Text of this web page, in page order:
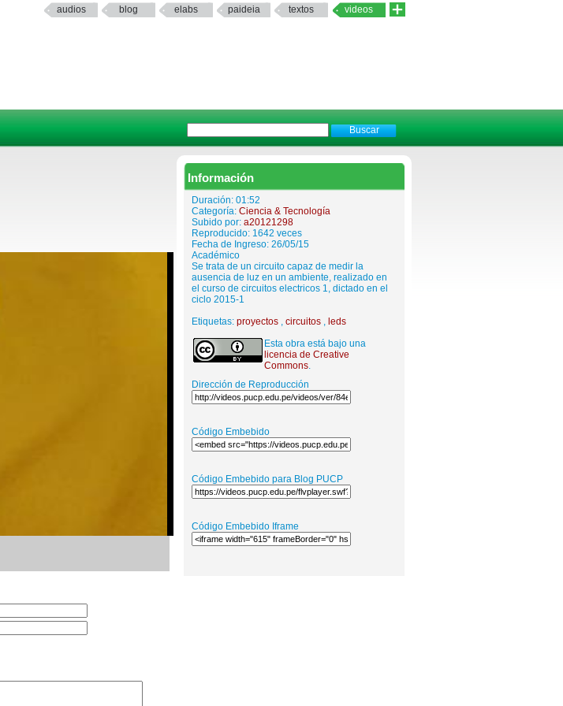
audios blog elabs paideia textos videos
Información
Duración: 01:52
Categoría: Ciencia & Tecnología
Subido por: a20121298
Reproducido: 1642 veces
Fecha de Ingreso: 26/05/15
Académico
Se trata de un circuito capaz de medir la
ausencia de luz en un ambiente, realizado en
el curso de circuitos electricos 1, dictado en el
ciclo 2015-1
Etiquetas: proyectos , circuitos , leds
Esta obra está bajo una
licencia de Creative
Commons.
Dirección de Reproducción
Código Embebido
Código Embebido para Blog PUCP
Código Embebido Iframe